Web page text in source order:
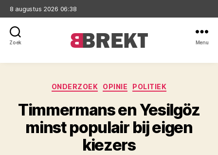
8 augustus 2026 06:38
Zoek Menu
Categorieën
ONDERZOEK OPINIE POLITIEK
Timmermans en Yesilgöz
minst populair bij eigen
kiezers